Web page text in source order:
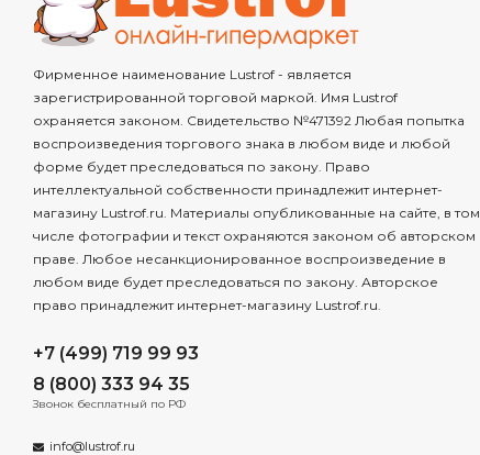
Фирменное наименование Lustrof - является
зарегистрированной торговой маркой. Имя Lustrof
охраняется законом. Свидетельство №471392 Любая попытка
воспроизведения торгового знака в любом виде и любой
форме будет преследоваться по закону. Право
интеллектуальной собственности принадлежит интернет-
магазину Lustrof.ru. Материалы опубликованные на сайте, в том
числе фотографии и текст охраняются законом об авторском
праве. Любое несанкционированное воспроизведение в
любом виде будет преследоваться по закону. Авторское
право принадлежит интернет-магазину Lustrof.ru.
+7 (499) 719 99 93
8 (800) 333 94 35
Звонок бесплатный по РФ
info@lustrof.ru